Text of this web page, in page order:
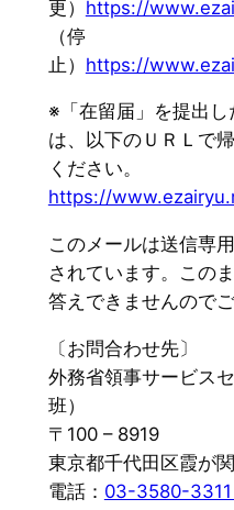
更） https://
（停
止） https://
※「在留届」を提出
は、以下のＵＲＬで
ください。
https://
このメールは送信専
されています。この
答えできませんので
〔お問合わせ先〕
外務省領事サービス
班）
〒100 – 8919
東京都千代田区霞が
電話： 03-3580-